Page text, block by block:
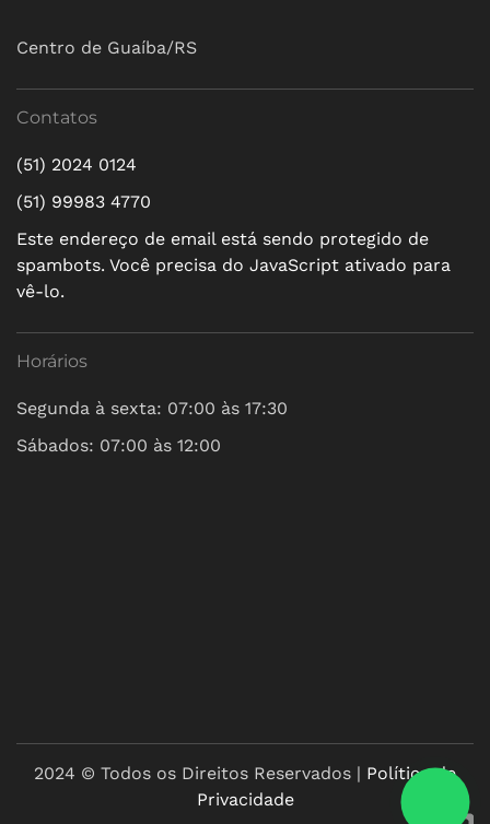
Centro de Guaíba/RS
Contatos
(51) 2024 0124
(51) 99983 4770
Este endereço de email está sendo protegido de
spambots. Você precisa do JavaScript ativado para
vê-lo.
Horários
Segunda à sexta: 07:00 às 17:30
Sábados: 07:00 às 12:00
2024 © Todos os Direitos Reservados | Política de
Privacidade